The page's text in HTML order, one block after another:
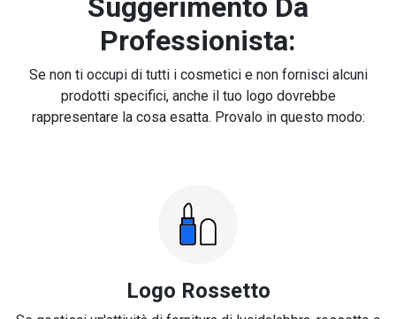
Suggerimento Da
Professionista:
Se non ti occupi di tutti i cosmetici e non fornisci alcuni
prodotti specifici, anche il tuo logo dovrebbe
rappresentare la cosa esatta. Provalo in questo modo:
Logo Rossetto